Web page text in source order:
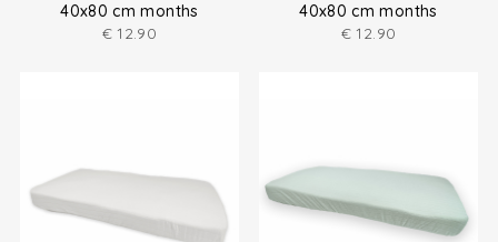
40x80 cm months
€ 12.90
40x80 cm months
€ 12.90